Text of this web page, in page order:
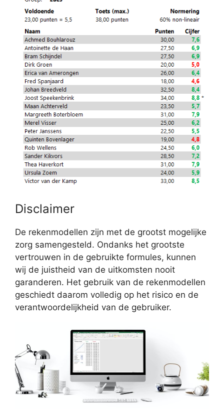
Disclaimer
De rekenmodellen zijn met de grootst mogelijke
zorg samengesteld. Ondanks het grootste
vertrouwen in de gebruikte formules, kunnen
wij de juistheid van de uitkomsten nooit
garanderen. Het gebruik van de rekenmodellen
geschiedt daarom volledig op het risico en de
verantwoordelijkheid van de gebruiker.